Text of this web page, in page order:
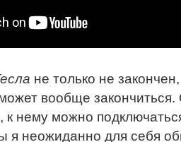
не только не
вообще закончиться.
к нему можно
я неожиданно для себя